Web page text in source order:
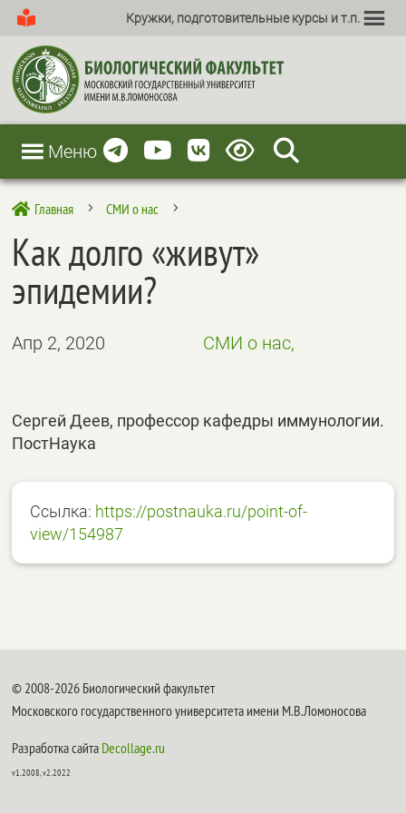
Кружки, подготовительные курсы и т.п.
Меню
 Главная 5 СМИ о нас 5
Как долго «живут»
эпидемии?
Апр 2, 2020 СМИ о нас,
Сергей Деев, профессор кафедры иммунологии.
ПостНаука
Ссылка: https://postnauka.ru/point-of-
view/154987
© 2008-2026 Биологический факультет
Московского государственного университета имени М.В.Ломоносова
Разработка сайта Decollage.ru
v1.2008, v2.2022